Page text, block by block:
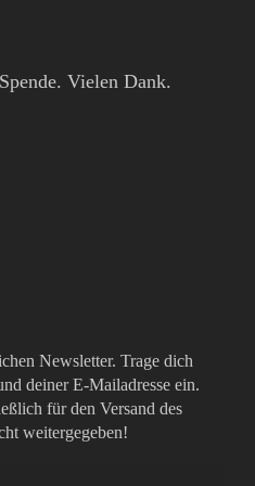
Vielen Dank.
Newsletter. Trage dich
deiner E-Mailadresse ein.
für den Versand des
weitergegeben!